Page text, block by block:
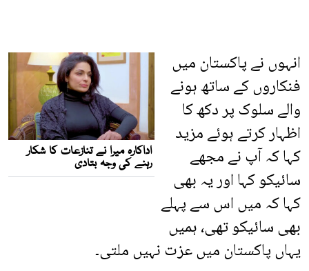
انہوں نے پاکستان میں
فنکاروں کے ساتھ ہونے
والے سلوک پر دکھ کا
اظہار کرتے ہوئے مزید
کہا کہ آپ نے مجھے
سائیکو کہا اور یہ بھی
کہا کہ میں اس سے پہلے
بھی سائیکو تھی، ہمیں
یہاں پاکستان میں عزت نہیں ملتی۔